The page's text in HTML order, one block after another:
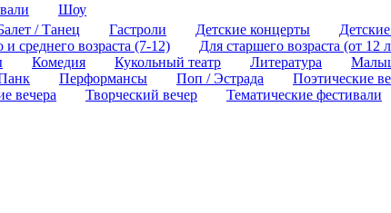
Шоу
/ Танец Гастроли Детские концерты
среднего возраста (7-12) Для старшего возраста (от 12
Комедия Кукольный театр Литература
Перформансы Поп / Эстрада Поэтические
вечера Творческий вечер Тематические фестивали